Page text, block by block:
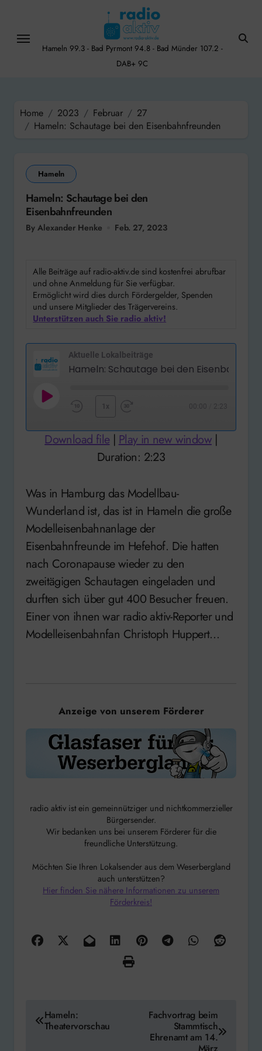
content
Hameln 99.3 - Bad Pyrmont 94.8 - Bad Münder 107.2 -
DAB+ 9C
Home 2023 Februar
27
Hameln: Schautage bei den Eisenbahnfreunden
Hameln
Hameln: Schautage bei den
Eisenbahnfreunden
By Alexander Henke Feb. 27, 2023
Alle Beiträge auf radio-aktiv.de sind kostenfrei abrufbar
und ohne Anmeldung für Sie verfügbar.
Ermöglicht wird dies durch Fördergelder, Spenden
und unsere Mitglieder des Trägervereins.
Unterstützen auch Sie radio aktiv!
Aktuelle Lokalbeiträge
Play
10
Seconds
1x
Forward
2:23
Download file| Play in new window|
Duration: 2:23
Was in Hamburg das Modellbau-
Wunderland ist, das ist in Hameln die große
Modelleisenbahnanlage der
Eisenbahnfreunde im Hefehof. Die hatten
nach Coronapause wieder zu den
zweitägigen Schautagen eingeladen und
durften sich über gut 400 Besucher freuen.
Einer von ihnen war radio aktiv-Reporter und
Modelleisenbahnfan Christoph Huppert…
Anzeige von unserem Förderer
radio aktiv ist ein gemeinnütziger und nichtkommerzieller
Bürgersender.
Wir bedanken uns bei unserem Förderer für die
freundliche Unterstützung.
Möchten Sie Ihren Lokalsender aus dem Weserbergland
auch unterstützen?
Hier finden Sie nähere Informationen zu unserem
Förderkreis!
Beitragsnavigation
Hameln:
Theatervorschau
Fachvortrag beim
Stammtisch
Ehrenamt am 14.